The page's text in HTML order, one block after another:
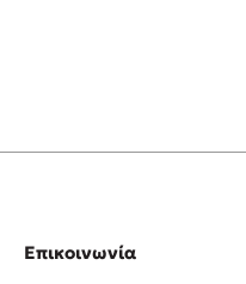
Επικοινωνία